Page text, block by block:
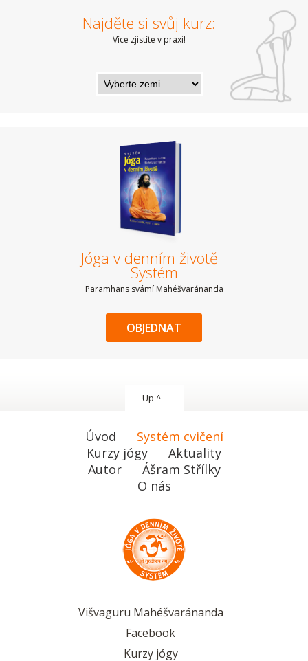
Najděte si svůj kurz:
Více zjistíte v praxi!
Jóga v denním životě -
Systém
Paramhans svámí Mahéšvaránanda
OBJEDNAT
Up ^
Úvod
Systém cvičení
Kurzy jógy
Aktuality
Autor
Ášram Střílky
O nás
Višvaguru Mahéšvaránanda
Facebook
Kurzy jógy